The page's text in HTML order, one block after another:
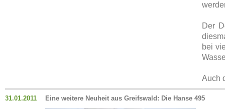
Der
bei
Auch
31.01.2011 Eine weitere Neuheit aus Greifswald: Die Hanse 495